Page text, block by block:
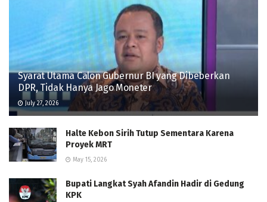
Syarat Utama Calon Gubernur BI yang Dibeberkan
DPR, Tidak Hanya Jago Moneter
July 27, 2026
Halte Kebon Sirih Tutup Sementara Karena
Proyek MRT
May 15, 2026
Bupati Langkat Syah Afandin Hadir di Gedung
KPK